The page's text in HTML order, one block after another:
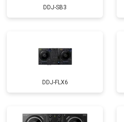
DDJ-SB3
DDJ-FLX6